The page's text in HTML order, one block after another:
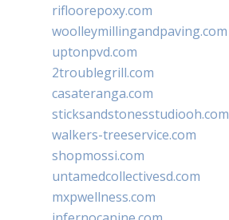
rifloorepoxy.com
woolleymillingandpaving.com
uptonpvd.com
2troublegrill.com
casateranga.com
sticksandstonesstudiooh.com
walkers-treeservice.com
shopmossi.com
untamedcollectivesd.com
mxpwellness.com